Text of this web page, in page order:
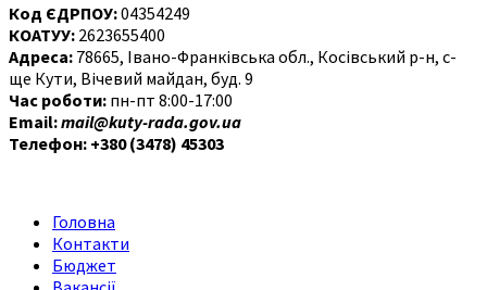
Код ЄДРПОУ:04354249
КОАТУУ: 2623655400
Адреса: 78665, Івано-Франківська обл., Косівський р-н, с-
ще Кути, Вічевий майдан, буд. 9
Час роботи: пн-пт 8:00-17:00
Email:mail@kuty-rada.gov.ua
Телефон: +380 (3478) 45303
Головна
Контакти
Бюджет